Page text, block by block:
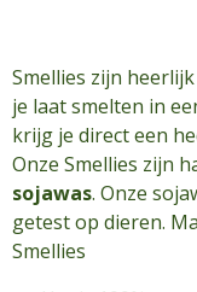
Smellies zijn
je laat smelten in
krijg je direct een
Onze Smellies zijn
sojawas. Onze
getest op dieren.
Smellies